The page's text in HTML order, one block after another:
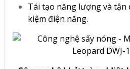
Tái tạo năng lượng và
kiệm điện năng.